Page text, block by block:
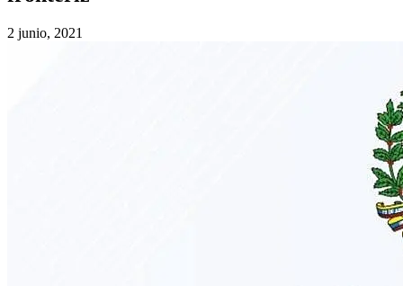
2 junio, 2021